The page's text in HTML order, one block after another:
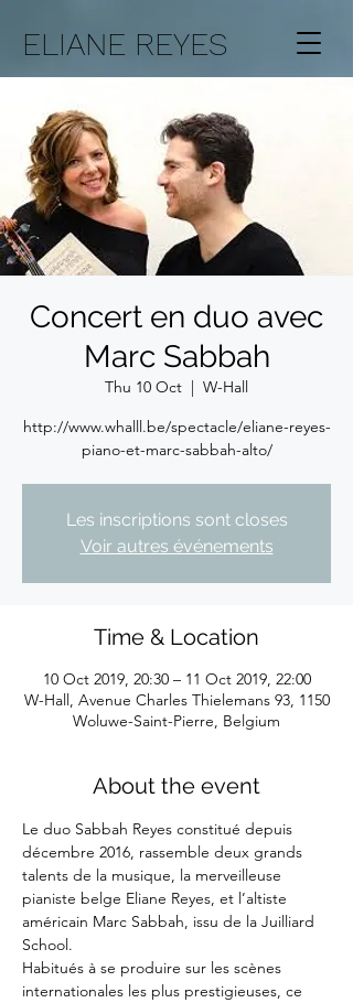
ELIANE REYES
Concert en duo avec
Marc Sabbah
Thu 10 Oct
  |
W-Hall
http://www.whalll.be/spectacle/eliane-reyes-
piano-et-marc-sabbah-alto/
Les inscriptions sont closes
Voir autres événements
Time & Location
10 Oct 2019, 20:30 – 11 Oct 2019, 22:00
W-Hall, Avenue Charles Thielemans 93, 1150
Woluwe-Saint-Pierre, Belgium
About the event
Le duo Sabbah Reyes constitué depuis
décembre 2016, rassemble deux grands
talents de la musique, la merveilleuse
pianiste belge Eliane Reyes, et l’altiste
américain Marc Sabbah, issu de la Juilliard
School.
Habitués à se produire sur les scènes
internationales les plus prestigieuses, ce